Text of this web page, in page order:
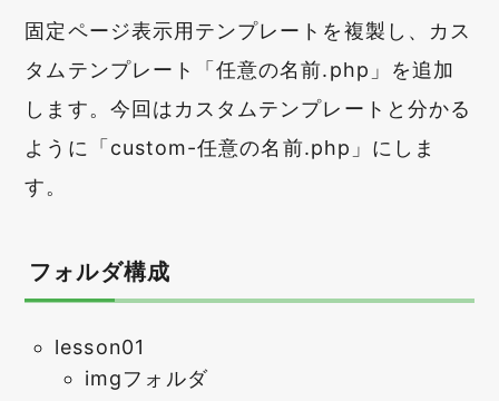
固定ページ表示用テンプレートを複製し、カス
タムテンプレート「任意の名前.php」を追加
します。今回はカスタムテンプレートと分かる
ように「custom-任意の名前.php」にしま
す。
フォルダ構成
lesson01
imgフォルダ